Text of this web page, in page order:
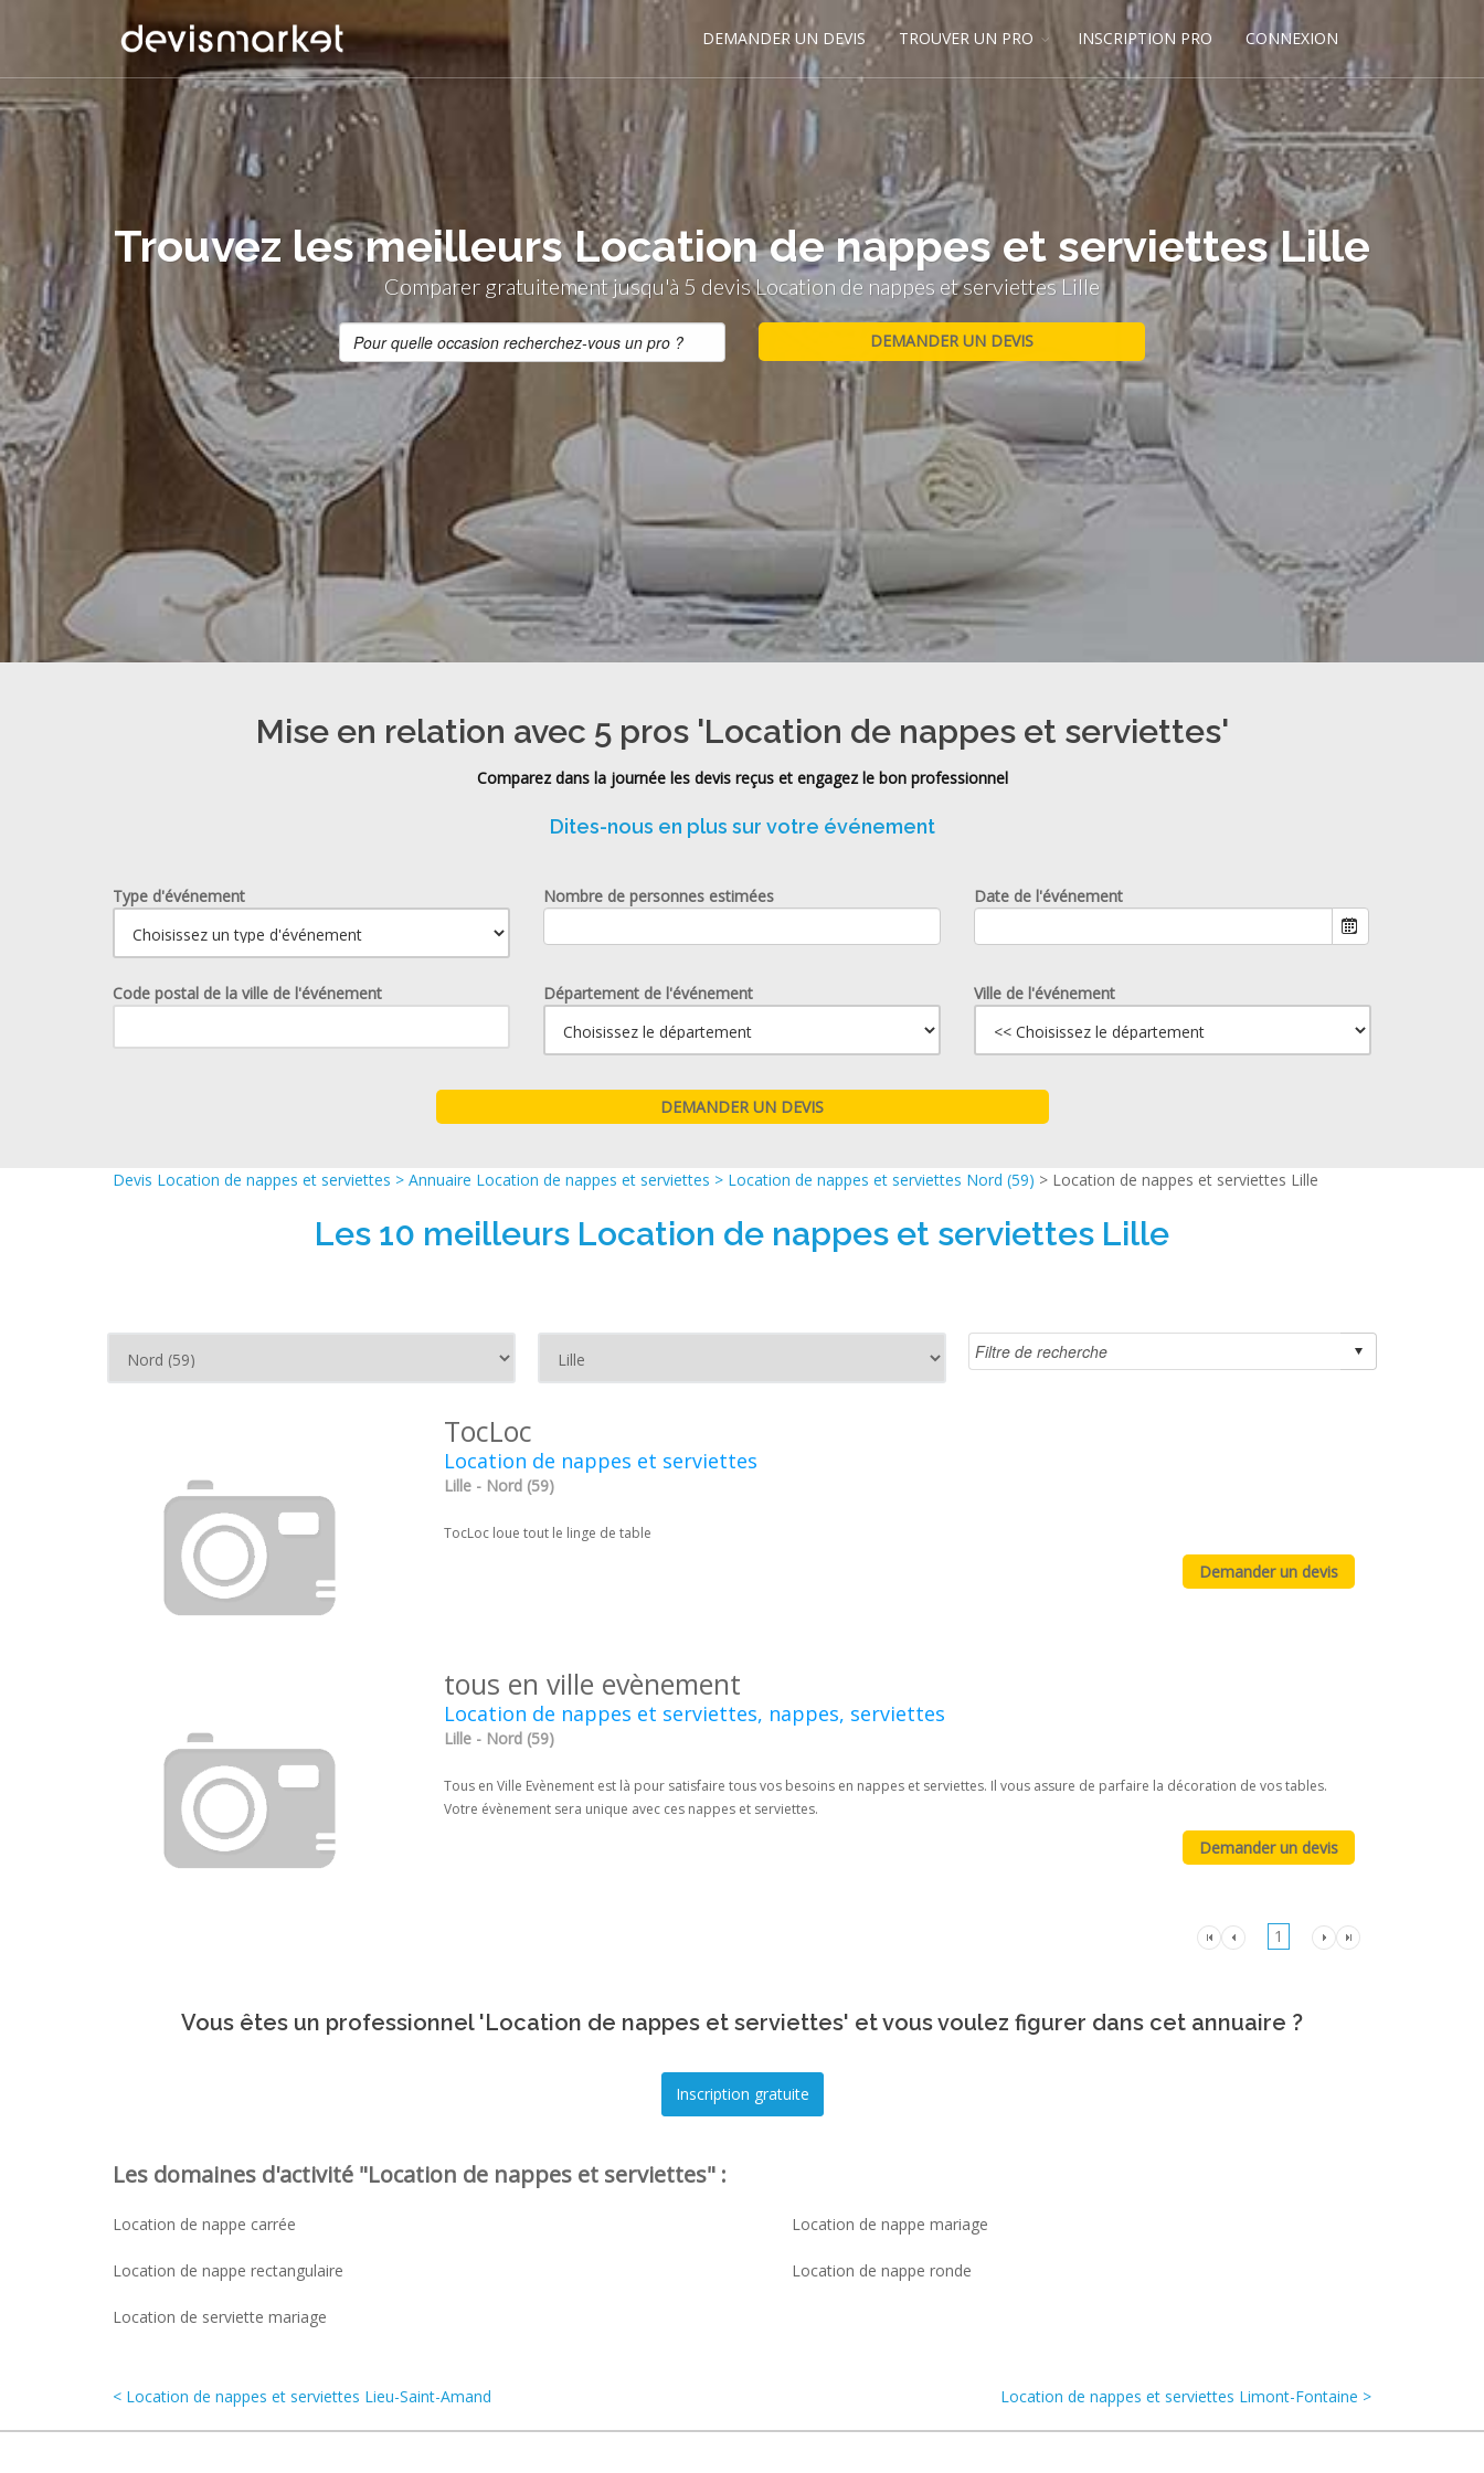
DEMANDER UN DEVIS TROUVER UN PRO INSCRIPTION PRO CONNEXION
Trouvez les meilleurs Location de nappes et serviettes Lille
Comparer gratuitement jusqu'à 5 devis Location de nappes et serviettes Lille
Mise en relation avec 5 pros 'Location de nappes et serviettes'
Comparez dans la journée les devis reçus et engagez le bon professionnel
Dites-nous en plus sur votre événement
Type d'événement Nombre de personnes estimées
Date de l'événement
Code postal de la ville de l'événement Département de l'événement Ville de l'événement
Devis Location de nappes et serviettes > Annuaire Location de nappes et serviettes > Location de nappes et serviettes Nord (59) > Location de nappes et serviettes Lille
Les 10 meilleurs Location de nappes et serviettes Lille
TocLoc
Location de nappes et serviettes
Lille - Nord (59)
TocLoc loue tout le linge de table
tous en ville evènement
Location de nappes et serviettes, nappes, serviettes
Lille - Nord (59)
Tous en Ville Evènement est là pour satisfaire tous vos besoins en nappes et serviettes. Il vous assure de parfaire la décoration de vos tables.
Votre évènement sera unique avec ces nappes et serviettes.
1
Vous êtes un professionnel 'Location de nappes et serviettes' et vous voulez figurer dans cet annuaire ?
Les domaines d'activité "Location de nappes et serviettes" :
Location de nappe carrée Location de nappe mariage
Location de nappe rectangulaire Location de nappe ronde
Location de serviette mariage
< Location de nappes et serviettes Lieu-Saint-Amand Location de nappes et serviettes Limont-Fontaine >